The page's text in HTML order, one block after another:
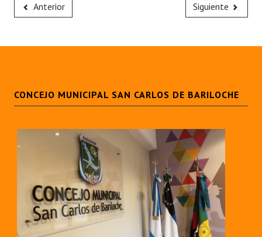
Anterior Siguiente
CONCEJO MUNICIPAL SAN CARLOS DE BARILOCHE